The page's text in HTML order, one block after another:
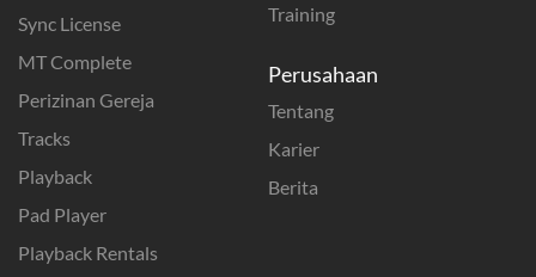
Sync License
MT Complete
Perizinan Gereja
Tracks
Playback
Pad Player
Playback Rentals
Training
Perusahaan
Tentang
Karier
Berita